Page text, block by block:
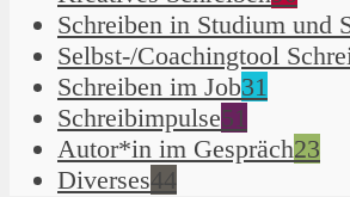
Schreiben in Studium und
Selbst-/Coachingtool
Schreiben im Job31
Schreibimpulse51
Autor*in im Gespräch23
Diverses44